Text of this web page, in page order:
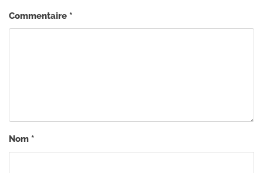
Commentaire *
Nom *